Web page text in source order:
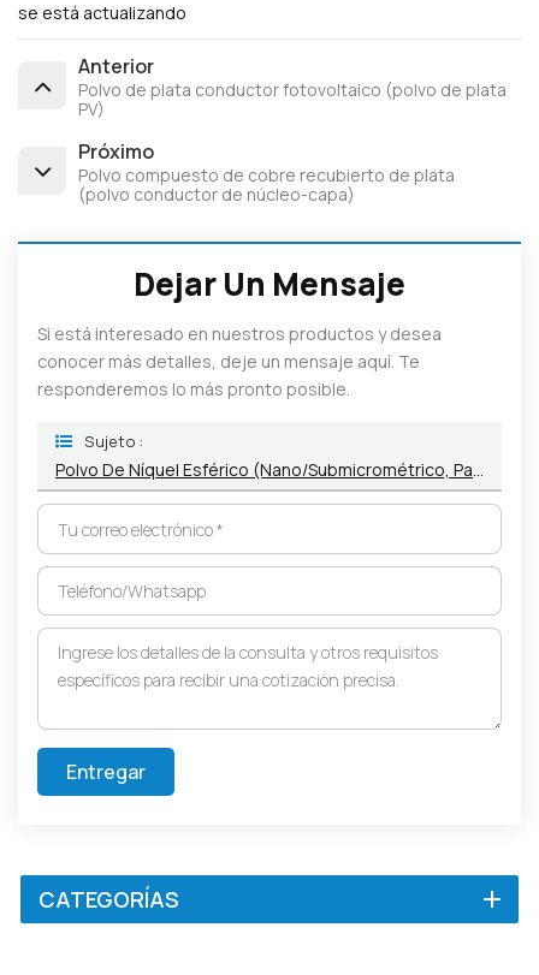
se está actualizando
Anterior
Polvo de plata conductor fotovoltaico (polvo de plata
PV)
Próximo
Polvo compuesto de cobre recubierto de plata
(polvo conductor de núcleo-capa)
Dejar Un Mensaje
Si está interesado en nuestros productos y desea
conocer más detalles, deje un mensaje aquí. Te
responderemos lo más pronto posible.
Sujeto :
Polvo De Níquel Esférico (nano/submicrométrico, Para Electrodo Interno De MLCC)
Entregar
CATEGORÍAS